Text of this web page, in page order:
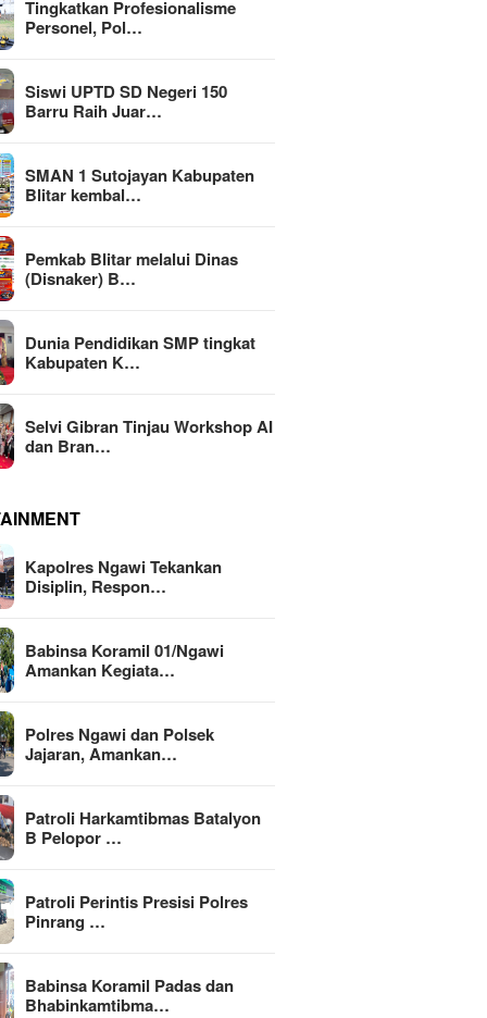
Tingkatkan Profesionalisme
Personel, Pol…
Siswi UPTD SD Negeri 150
Barru Raih Juar…
SMAN 1 Sutojayan Kabupaten
Blitar kembal…
Pemkab Blitar melalui Dinas
(Disnaker) B…
Dunia Pendidikan SMP tingkat
Kabupaten K…
Selvi Gibran Tinjau Workshop AI
dan Bran…
Kapolres Ngawi Tekankan
Disiplin, Respon…
Babinsa Koramil 01/Ngawi
Amankan Kegiata…
Polres Ngawi dan Polsek
Jajaran, Amankan…
Patroli Harkamtibmas Batalyon
B Pelopor …
Patroli Perintis Presisi Polres
Pinrang …
Babinsa Koramil Padas dan
Bhabinkamtibma…